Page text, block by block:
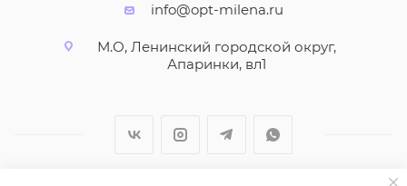
info@opt-milena.ru
М.О, Ленинский городской округ,
Апаринки, вл1